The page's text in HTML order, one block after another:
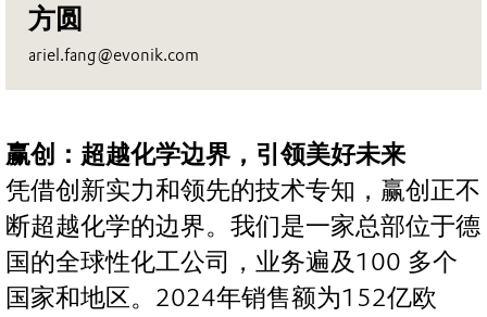
方圆
ariel.fang@evonik.com
赢创：超越化学边界，引领美好未来
凭借创新实力和领先的技术专知，赢创正不
断超越化学的边界。我们是一家总部位于德
国的全球性化工公司，业务遍及100 多个
国家和地区。2024年销售额为152亿欧